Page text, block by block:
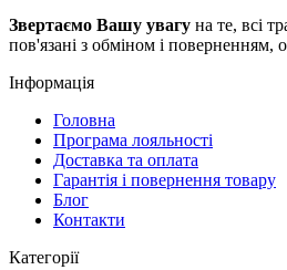
Звертаємо Вашу увагу на те, всі
пов'язані з обміном і поверненням,
Інформація
Головна
Програма лояльності
Доставка та оплата
Гарантія і повернення товару
Блог
Контакти
Категорії